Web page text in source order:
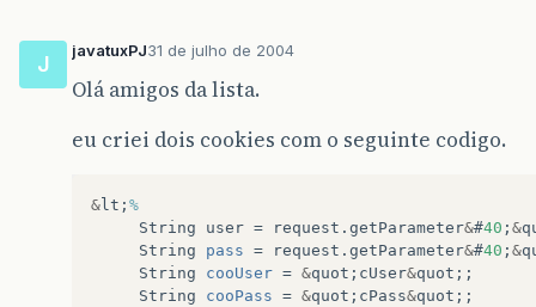
J
javatuxPJ31 de julho de 2004
Olá amigos da lista.
eu criei dois cookies com o seguinte codigo.
& lt ; %
String
user = request . getParameter&#40 ; &
String
pass = request . getParameter&#40 ; &
String
cooUser = &quot ; cUser&quot ;;
String
cooPass = &quot ; cPass&quot ;;